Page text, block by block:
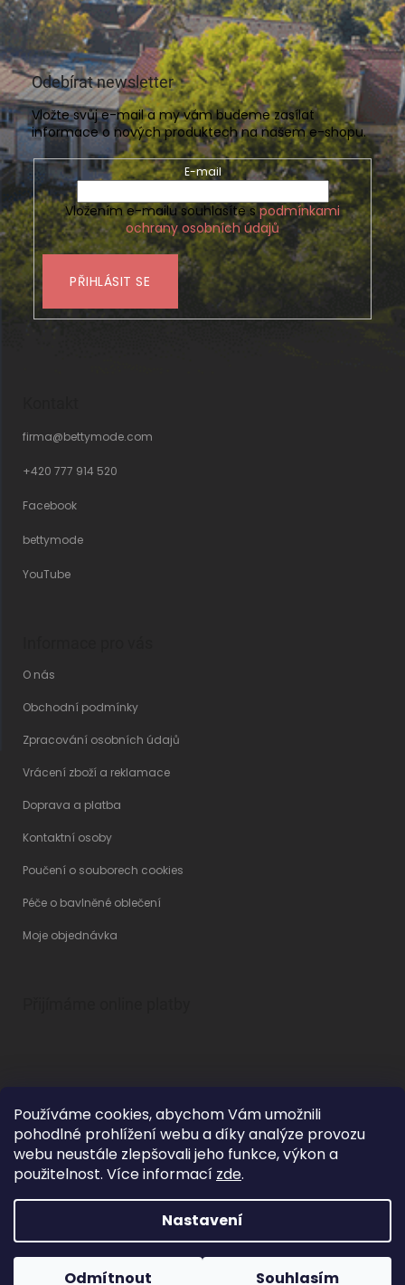
Používáme cookies, abychom Vám umožnili
pohodlné prohlížení webu a díky analýze provozu
webu neustále zlepšovali jeho funkce, výkon a
použitelnost. Více informací zde.
Nastavení
Odmítnout Souhlasím
Odebírat newsletter
Vložte svůj e-mail a my vám budeme zasílat
informace o nových produktech na našem e-shopu.
E-mail
Vložením e-mailu souhlasíte spodmínkami
ochrany osobních údajů
PŘIHLÁSIT SE
firma@bettymode.com
+420 777 914 520
Facebook
bettymode
YouTube
O nás
Obchodní podmínky
Zpracování osobních údajů
Vrácení zboží a reklamace
Doprava a platba
Kontaktní osoby
Poučení o souborech cookies
Péče o bavlněné oblečení
Moje objednávka
Vytvořil Shoptet
Betty Mode. Všechna práva vyhrazena.
Grafický návrh vytvořil a na Shoptet implementovalTomáš Hlad